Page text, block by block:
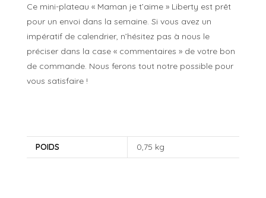
Ce mini-plateau « Maman je t’aime » Liberty est prêt
pour un envoi dans la semaine. Si vous avez un
impératif de calendrier, n’hésitez pas à nous le
préciser dans la case « commentaires » de votre bon
de commande. Nous ferons tout notre possible pour
vous satisfaire !
POIDS 0,75 kg